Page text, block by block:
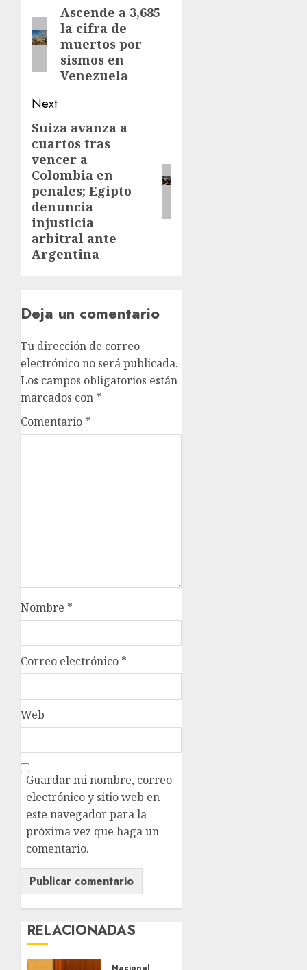
Ascende a 3,685
la cifra de
muertos por
sismos en
Venezuela
Next
Suiza avanza a
cuartos tras
vencer a
Colombia en
penales; Egipto
denuncia
injusticia
arbitral ante
Argentina
Deja un comentario
Tu dirección de correo
electrónico no será publicada.
Los campos obligatorios están
marcados con *
Comentario *
Nombre *
Correo electrónico *
Web
Guardar mi nombre, correo
electrónico y sitio web en
este navegador para la
próxima vez que haga un
comentario.
RELACIONADAS